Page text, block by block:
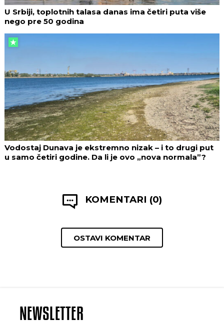
U Srbiji, toplotnih talasa danas ima četiri puta više
nego pre 50 godina
Vodostaj Dunava je ekstremno nizak – i to drugi put
u samo četiri godine. Da li je ovo „nova normala”?
KOMENTARI (0)
OSTAVI KOMENTAR
NEWSLETTER